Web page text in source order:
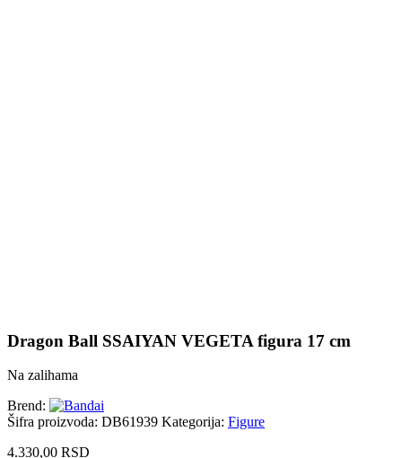
Dragon Ball SSAIYAN VEGETA figura 17 cm
Na zalihama
Brend:
Šifra proizvoda: DB61939 Kategorija: Figure
4.330,00 RSD